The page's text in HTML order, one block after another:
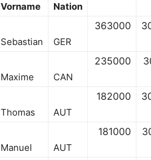
Vorname Nation
Sebastian GER
363000
Maxime CAN
235000
Thomas AUT
182000
Manuel AUT
181000